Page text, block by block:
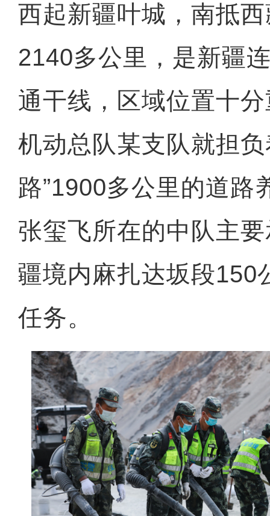
西起新疆叶城，南抵
2140多公里，是新疆
通干线，区域位置十
机动总队某支队就担
路”1900多公里的道路
张玺飞所在的中队主
疆境内麻扎达坂段150
任务。